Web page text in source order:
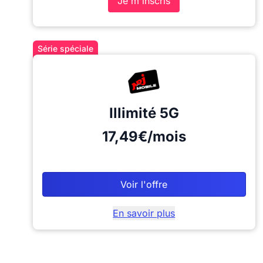
Série spéciale
Illimité 5G
17,49€/mois
Voir l'offre
En savoir plus